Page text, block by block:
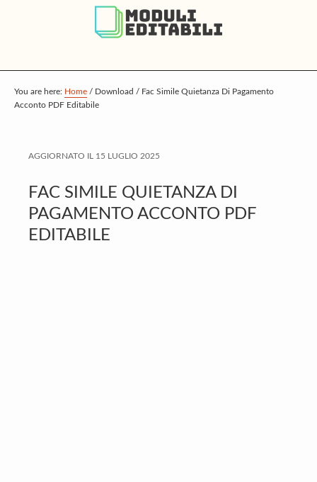
p
t
a
n
c
o
p
t
r
m
a
r
p
t
o
t
e
r
You are here: Home / Download / Fac Simile Quietanza Di Pagamento
Acconto PDF Editabile
AGGIORNATO IL 15 LUGLIO 2025
FAC SIMILE QUIETANZA DI
PAGAMENTO ACCONTO PDF
EDITABILE